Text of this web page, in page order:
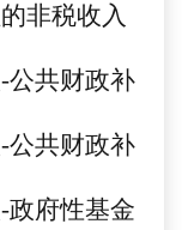
非税收入
-公共财政补
-公共财政补
-政府性基金